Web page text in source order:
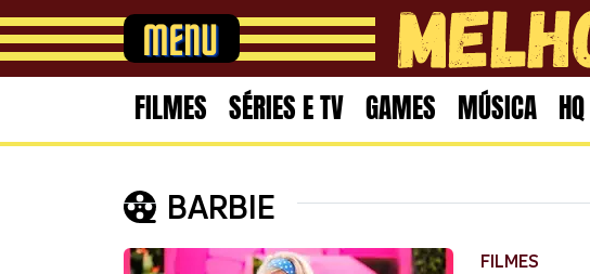
FILMES SÉRIES E TV GAMES MÚSICA
BARBIE
FILMES